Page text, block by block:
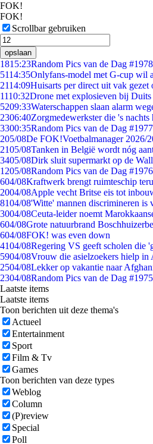
FOK!
FOK!
Scrollbar gebruiken
opslaan
1815:23Random Pics van de Dag #1978
5114:35Onlyfans-model met G-cup wil
2114:09Huisarts per direct uit vak
1110:32Drone met explosieven bij
5209:33Waterschappen slaan alarm
2306:40Zorgmedewerkster die 's
3300:35Random Pics van de Dag #1977
205/08De FOK!Voetbalmanager 2026/
2105/08Tanken in België wordt nóg
3405/08Dirk sluit supermarkt op de
1205/08Random Pics van de Dag #1976
604/08Kraftwerk brengt ruimteschip
2004/08Apple vecht Britse eis tot
8104/08'Witte' mannen discrimineren is
3004/08Ceuta-leider noemt
604/08Grote natuurbrand
604/08FOK! was even down
4104/08Regering VS geeft scholen die
5904/08Vrouw die asielzoekers hielp in
2504/08Lekker op vakantie naar
2304/08Random Pics van de Dag #1975
Laatste items
Laatste items
Toon berichten uit deze thema's
Actueel
Entertainment
Sport
Film & Tv
Games
Toon berichten van deze types
Weblog
Column
(P)review
Special
Poll